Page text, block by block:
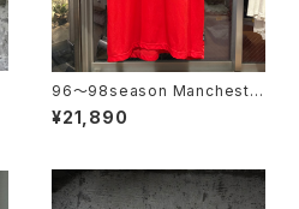
96〜98season Mancheste
r United Retro home shirt
¥21,890